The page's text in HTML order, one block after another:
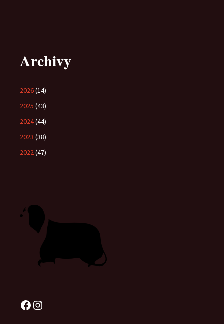
Archivy
2026(14)
2025 (43)
2024(44)
2023 (38)
2022(47)
Facebook
Instagram